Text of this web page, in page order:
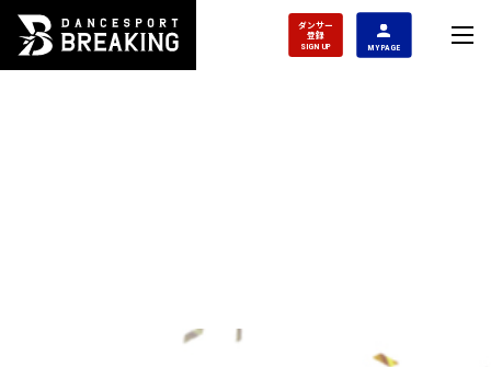
ダンサー
登録
SIGN UP MY PAGE